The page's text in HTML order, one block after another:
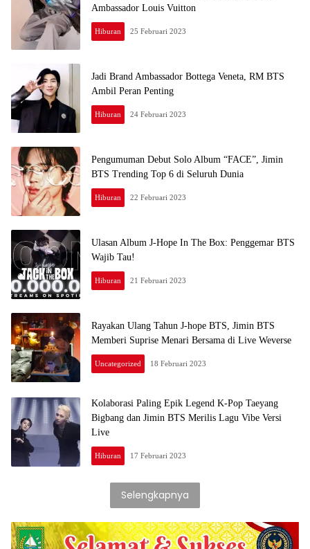
Ambassador Louis Vuitton
Hiburan 25 Februari 2023
Jadi Brand Ambassador Bottega Veneta, RM BTS
Ambil Peran Penting
Hiburan 24 Februari 2023
Pengumuman Debut Solo Album “FACE”, Jimin
BTS Trending Top 6 di Seluruh Dunia
Hiburan 22 Februari 2023
Ulasan Album J-Hope In The Box: Penggemar BTS
Wajib Tau!
Hiburan 21 Februari 2023
Rayakan Ulang Tahun J-hope BTS, Jimin BTS
Memberi Suprise Menari Bersama di Live Weverse
Uncategorized 18 Februari 2023
Kolaborasi Paling Epik Legend K-Pop Taeyang
Bigbang dan Jimin BTS Merilis Lagu Vibe Versi
Live
Hiburan 17 Februari 2023
Selengkapnya